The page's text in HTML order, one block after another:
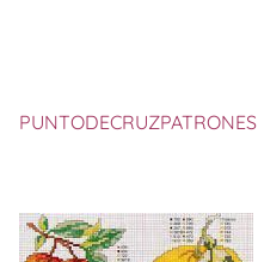
PUNTODECRUZPATRONES